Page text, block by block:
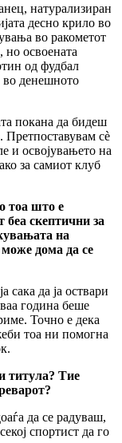
натурализиран
десно крило во
во ракометот
но освоената
од фудбал
во денешното
покана да бидеш
Претпоставувам сè
и освојувањето на
за самиот клуб
тоа што е
беа скептични за
на
дома да се
сака да ја оствари
година беше
Точно е дека
тоа ни помогна
титула? Тие
да се радуваш,
спортист да го